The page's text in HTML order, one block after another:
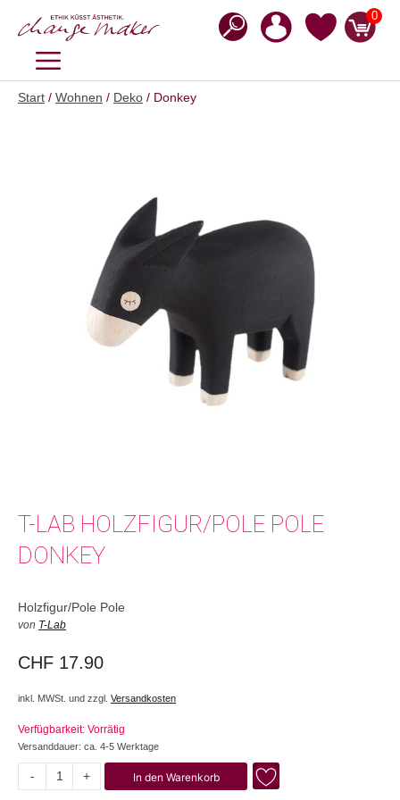
Inhalt
0
MENÜ
Start / Wohnen / Deko / Donkey
T-LAB HOLZFIGUR/POLE POLE
DONKEY
Holzfigur/Pole Pole
von T-Lab
CHF 17.90
inkl. MWSt. und zzgl. Versandkosten
Verfügbarkeit: Vorrätig
Versanddauer: ca. 4-5 Werktage
-
Donkey
+ In den Warenkorb